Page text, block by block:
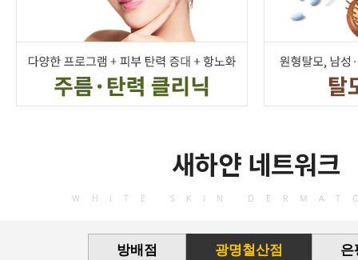
새하얀 네트워크
WHITE SKIN
방배점 광명철산점 은